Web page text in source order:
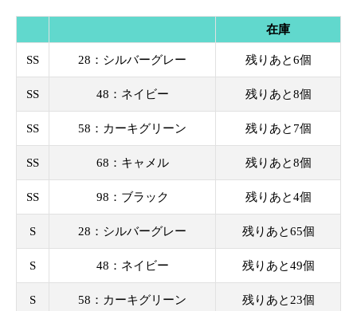
在庫
SS 28：シルバーグレー 残りあと6個
SS 48：ネイビー 残りあと8個
SS 58：カーキグリーン 残りあと7個
SS 68：キャメル 残りあと8個
SS 98：ブラック 残りあと4個
S 28：シルバーグレー 残りあと65個
S 48：ネイビー 残りあと49個
S 58：カーキグリーン 残りあと23個